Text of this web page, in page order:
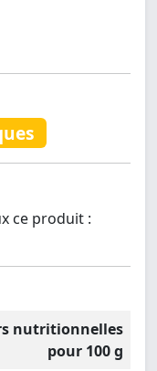
ce produit :
nutritionnelles
pour 100 g